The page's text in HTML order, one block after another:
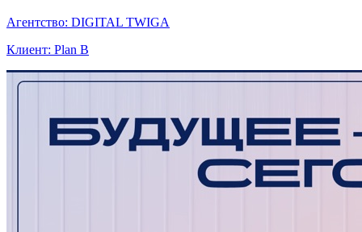
Агентство: DIGITAL TWIGA
Клиент: Plan B